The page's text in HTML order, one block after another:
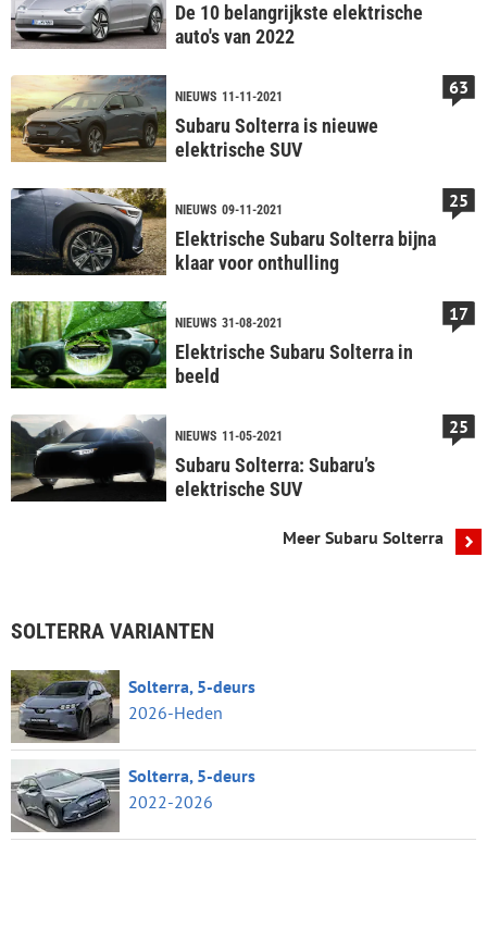
De 10 belangrijkste elektrische
auto's van 2022
NIEUWS 11-11-2021
Subaru Solterra is nieuwe
elektrische SUV
63
NIEUWS 09-11-2021
Elektrische Subaru Solterra bijna
klaar voor onthulling
25
NIEUWS 31-08-2021
Elektrische Subaru Solterra in
beeld
17
NIEUWS 11-05-2021
Subaru Solterra: Subaru’s
elektrische SUV
25
Meer Subaru Solterra
SOLTERRA VARIANTEN
Solterra, 5-deurs
2026-Heden
Solterra, 5-deurs
2022-2026